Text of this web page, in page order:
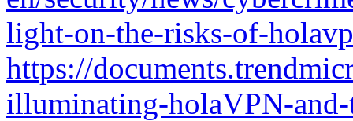
light-on-the-risks-of-
https://
illuminating-holaVPN-